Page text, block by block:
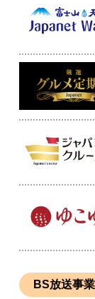
BS放送事業